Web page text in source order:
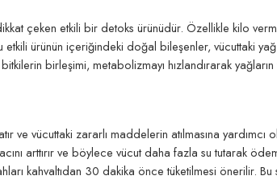
çeken etkili bir detoks ürünüdür. Özellikle kilo
ürünün içeriğindeki doğal bileşenler, vücuttaki yağ
birleşimi, metabolizmayı hızlandırarak yağların
vücuttaki zararlı maddelerin atılmasına yardımcı
arttırır ve böylece vücut daha fazla su tutarak
kahvaltıdan 30 dakika önce tüketilmesi önerilir.